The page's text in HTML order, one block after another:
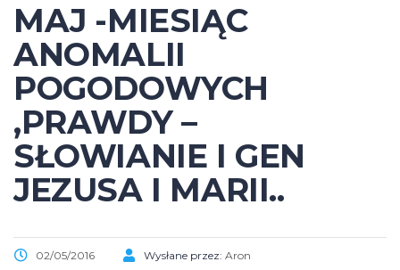
MAJ -MIESIĄC
ANOMALII
POGODOWYCH
,PRAWDY –
SŁOWIANIE I GEN
JEZUSA I MARII..
02/05/2016 Wysłane przez: Aron